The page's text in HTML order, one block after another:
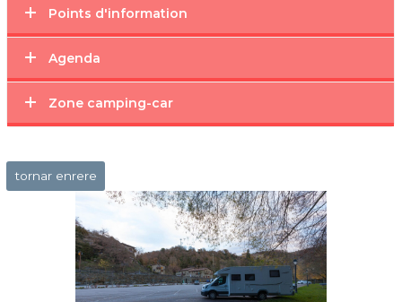
Points d'information
Agenda
Zone camping-car
tornar enrere